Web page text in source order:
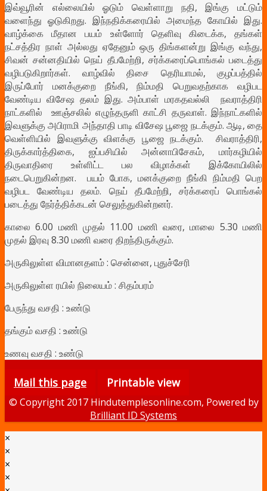
இவ்வூரின் எல்லையில் ஓடும் வெள்ளாறு நதி, இங்கு மட்டும்
வளைந்து ஓடுகிறது. இந்நதிக்கரையில் அமைந்த கோயில் இது.
வாழ்க்கை மீதான பயம் உள்ளோர் தெளிவு கிடைக்க, தங்கள்
நட்சத்திர நாள் அல்லது ஏதேனும் ஒரு திங்களன்று இங்கு வந்து,
சிவன் சன்னதியில் நெய் தீபமேற்றி, சர்க்கரைப்பொங்கல் படைத்து
வழிபடுகிறார்கள். வாழ்வில் திசை தெரியாமல், குழப்பத்தில்
இருப்போர் மனக்குறை நீங்கி, நிம்மதி பெறுவதற்காக வழிபட
வேண்டிய விசேஷ தலம் இது. அம்பாள் மரகதவல்லி நவராத்திரி
நாட்களில் ஊஞ்சலில் எழுந்தருளி காட்சி தருவாள். இந்நாட்களில்
இவளுக்கு அபிராமி அந்தாதி பாடி விசேஷ பூஜை நடக்கும். ஆடி, தை
வெள்ளியில் இவளுக்கு விளக்கு பூஜை நடக்கும். சிவராத்திரி,
திருக்கார்த்திகை, ஐப்பசியில் அன்னாபிசேகம், மார்கழியில்
திருவாதிரை உள்ளிட்ட பல விழாக்கள் இக்கோயிலில்
நடைபெறுகின்றன. பயம் போக, மனக்குறை நீங்கி நிம்மதி பெற
வழிபட வேண்டிய தலம். நெய் தீபமேற்றி, சர்க்கரைப் பொங்கல்
படைத்து நேர்த்திக்கடன் செலுத்துகின்றனர்.
காலை 6.00 மணி முதல் 11.00 மணி வரை, மாலை 5.30 மணி
முதல் இரவு 8.30 மணி வரை திறந்திருக்கும்.
அருகிலுள்ள விமானதளம் : சென்னை, புதுச்சேரி
அருகிலுள்ள ரயில் நிலையம் : சிதம்பரம்
பேருந்து வசதி : உண்டு
தங்கும் வசதி : உண்டு
உணவு வசதி : உண்டு
Mail this page Printable view
© Copyright 2017 Hindutemplesonline.com, Powered by
Brilliant ID Systems
×
×
×
×